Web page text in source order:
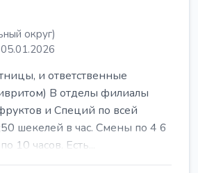
округ)
и ответственные
В отделы филиалы
и Специй по всей
шекелей в час. Смены по 4 6
10 часов. Есть...